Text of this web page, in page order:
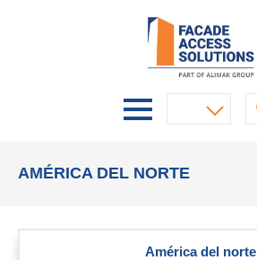
AMÉRICA DEL NORTE
América del norte